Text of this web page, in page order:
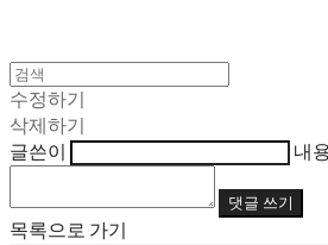
수정하기
삭제하기
글쓴이
내
댓글 쓰기
목록으로 가기